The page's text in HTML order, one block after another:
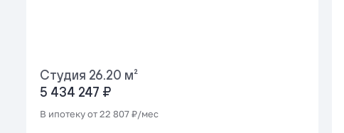
Студия 26.20 м²
5 434 247 ₽
В ипотеку от 22 807 ₽/мес